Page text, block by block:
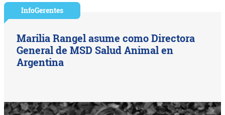
InfoGerentes
Marilia Rangel asume como Directora
General de MSD Salud Animal en
Argentina